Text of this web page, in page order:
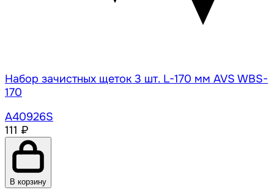
Набор зачистных щеток 3 шт. L-170 мм AVS WBS-
170
A40926S
111 ₽
В корзину